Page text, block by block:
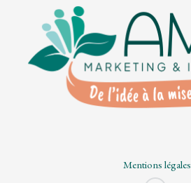
Mentions légales